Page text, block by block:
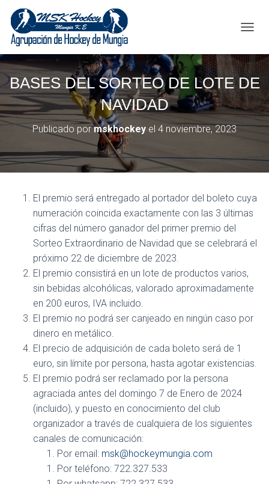
B
I
A
R
M
O
D
E
A
E
A
Ó
N
BASES DEL SORTEO DE LOTE DE
NAVIDAD
Publicado pormskhockey el 4 noviembre, 2023
El premio será entregado al portador del boleto cuya
numeración coincida exactamente con las 3 últimas
cifras del número ganador del primer premio del
Sorteo Extraordinario de Navidad que se celebrará el
próximo 22 de diciembre de 2023.
El premio consistirá en un lote de productos varios,
sin bebidas alcohólicas, valorado aproximadamente
en 200 euros, IVA incluido.
El premio no podrá ser canjeado en ningún caso por
dinero en metálico.
El precio de adquisición de cada boleto será de 1
euro, sin límite por persona, hasta agotar existencias.
El premio podrá ser reclamado por la persona
agraciada antes del domingo 7 de Enero de 2024
(incluido), y puesto en conocimiento del club
organizador a través de cualquiera de los siguientes
canales de comunicación:
Por email: msk@hockeymungia.com
Por teléfono: 722.327.533